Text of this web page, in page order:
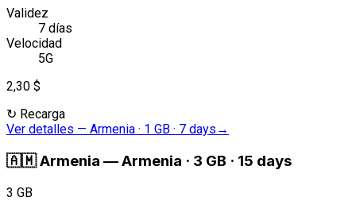
Validez
7 días
Velocidad
5G
2,30 $
↻ Recarga
Ver detalles — Armenia · 1 GB · 7 days →
🇦🇲Armenia —Armenia · 3 GB · 15 days
3 GB